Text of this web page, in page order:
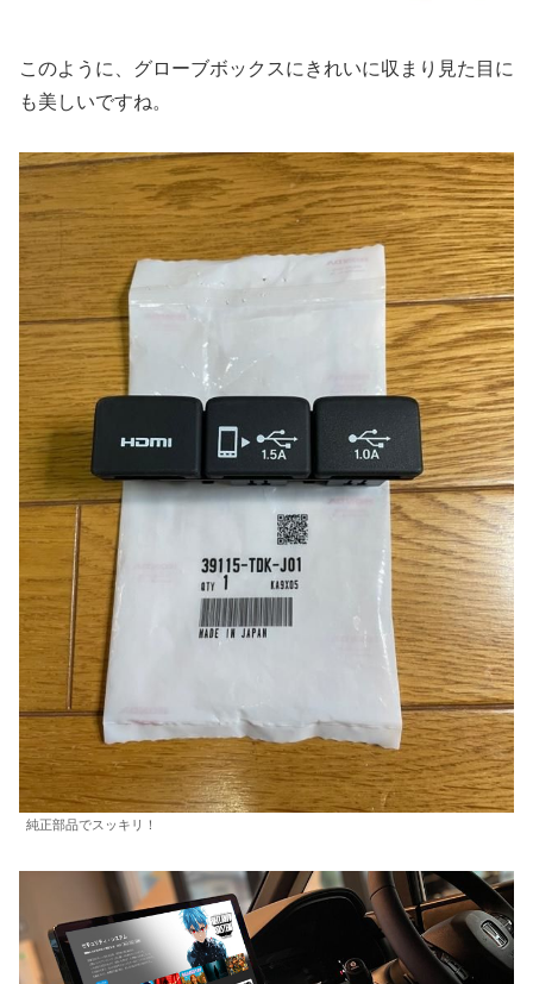
このように、グローブボックスにきれいに収まり見た目に
も美しいですね。
純正部品でスッキリ！